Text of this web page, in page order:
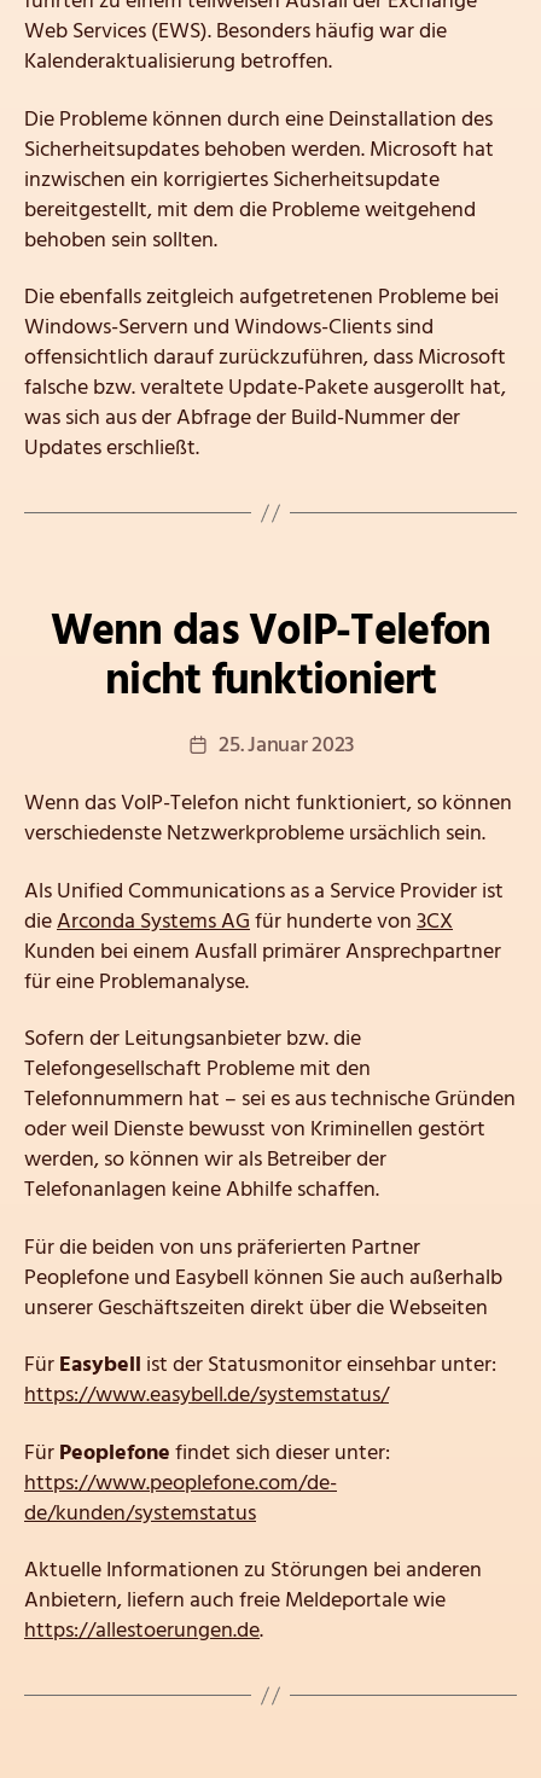
Web Services (EWS). Besonders häufig war die
Kalenderaktualisierung betroffen.
Die Probleme können durch eine Deinstallation des
Sicherheitsupdates behoben werden. Microsoft hat
inzwischen ein korrigiertes Sicherheitsupdate
bereitgestellt, mit dem die Probleme weitgehend
behoben sein sollten.
Die ebenfalls zeitgleich aufgetretenen Probleme bei
Windows-Servern und Windows-Clients sind
offensichtlich darauf zurückzuführen, dass Microsoft
falsche bzw. veraltete Update-Pakete ausgerollt hat,
was sich aus der Abfrage der Build-Nummer der
Updates erschließt.
Wenn das VoIP-Telefon
nicht funktioniert
Veröffentlichungsdatum
25. Januar 2023
Wenn das VoIP-Telefon nicht funktioniert, so können
verschiedenste Netzwerkprobleme ursächlich sein.
Als Unified Communications as a Service Provider ist
dieArconda Systems AGfür hunderte von3CX
Kunden bei einem Ausfall primärer Ansprechpartner
für eine Problemanalyse.
Sofern der Leitungsanbieter bzw. die
Telefongesellschaft Probleme mit den
Telefonnummern hat – sei es aus technische Gründen
oder weil Dienste bewusst von Kriminellen gestört
werden, so können wir als Betreiber der
Telefonanlagen keine Abhilfe schaffen.
Für die beiden von uns präferierten Partner
Peoplefone und Easybell können Sie auch außerhalb
unserer Geschäftszeiten direkt über die Webseiten
FürEasybell ist der Statusmonitor einsehbar unter:
https://www.easybell.de/systemstatus/
FürPeoplefonefindet sich dieser unter:
https://www.peoplefone.com/de-
de/kunden/systemstatus
Aktuelle Informationen zu Störungen bei anderen
Anbietern, liefern auch freie Meldeportale wie
https://allestoerungen.de.